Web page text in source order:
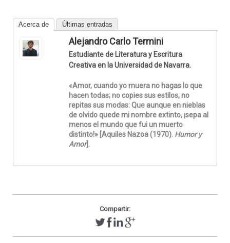
Acerca de Últimas entradas
Alejandro Carlo Termini
Estudiante de Literatura y Escritura
Creativa en la Universidad de Navarra.
«Amor, cuando yo muera no hagas lo que
hacen todas; no copies sus estilos, no
repitas sus modas: Que aunque en nieblas
de olvido quede mi nombre extinto, ¡sepa al
menos el mundo que fui un muerto
distinto!» [Aquiles Nazoa (1970). Humor y
Amor].
Compartir: